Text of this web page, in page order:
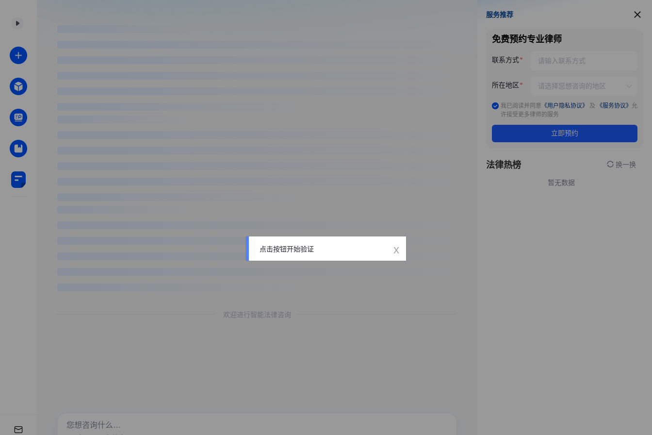
欢迎进行智能法律咨询
服务推荐
服务推荐
免费预约专业律师
联系方式
所在地区
我已阅读并同意 《用户隐私协议》 及 《服务协议》 允
许接受更多律师的服务
立即预约
法律热榜 换一换
暂无数据
点击按钮开始验证 x